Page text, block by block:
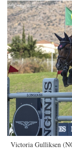
Victoria Gulliksen